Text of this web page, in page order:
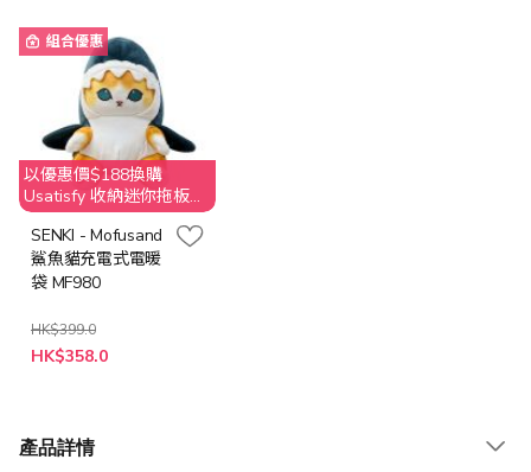
組合優惠
以優惠價$188換購
Usatisfy 收納迷你拖板
(原價$269)
SENKI - Mofusand
鯊魚貓充電式電暖
袋 MF980
HK$399.0
特
HK$358.0
產品詳情